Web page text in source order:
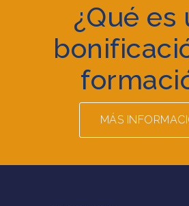
¿Qué es
MÁS